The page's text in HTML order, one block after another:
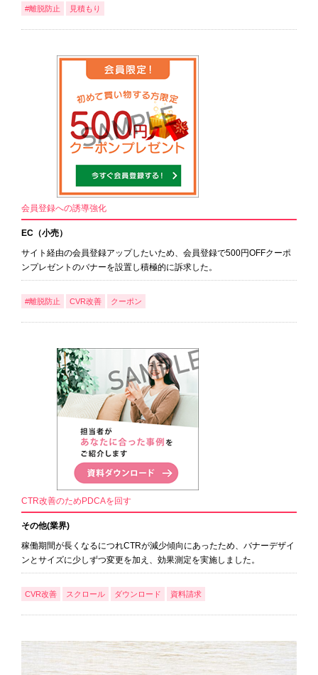
#離脱防止 見積もり
会員登録への誘導強化
EC（小売）
サイト経由の会員登録アップしたいため、会員登録で500円OFFクーポ
ンプレゼントのバナーを設置し積極的に訴求した。
#離脱防止 CVR改善 クーポン
CTR改善のためPDCAを回す
その他(業界)
稼働期間が長くなるにつれCTRが減少傾向にあったため、バナーデザイ
ンとサイズに少しずつ変更を加え、効果測定を実施しました。
CVR改善 スクロール ダウンロード 資料請求